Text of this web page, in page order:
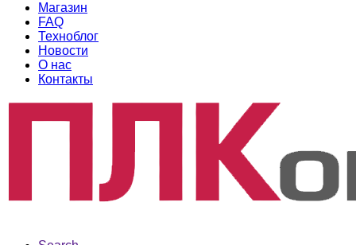
Магазин
FAQ
Техноблог
Новости
О нас
Контакты